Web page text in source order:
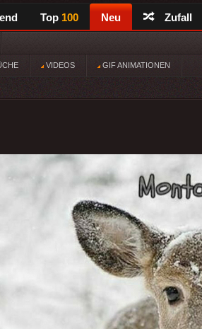
Top 100 Neu Zufall
VIDEOS GIF ANIMATIONEN